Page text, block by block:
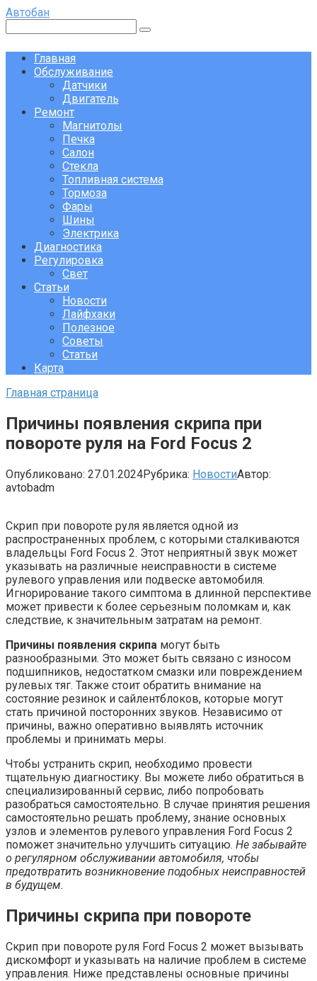
Перейти
контенту
Автобан
Главная
Обслуживание
Датчики
Двигатель
Ремонт
Магнитолы
Печка
Салон
Стекла
Топливная система
Тормоза
Фары
Шины
Электрика
Диагностика
Регулировка
Свет
Статьи
Новости
Лайфхаки
Полезное
Советы
Статьи
Карта
Главная страница
Причины появления скрипа при
повороте руля на Ford Focus 2
Опубликовано: 27.01.2024Рубрика: НовостиАвтор:
avtobadm
Скрип при повороте руля является одной из
распространенных проблем, с которыми сталкиваются
владельцы Ford Focus 2. Этот неприятный звук может
указывать на различные неисправности в системе
рулевого управления или подвеске автомобиля.
Игнорирование такого симптома в длинной перспективе
может привести к более серьезным поломкам и, как
следствие, к значительным затратам на ремонт.
Причины появления скрипа могут быть
разнообразными. Это может быть связано с износом
подшипников, недостатком смазки или повреждением
рулевых тяг. Также стоит обратить внимание на
состояние резинок и сайлентблоков, которые могут
стать причиной посторонних звуков. Независимо от
причины, важно оперативно выявлять источник
проблемы и принимать меры.
Чтобы устранить скрип, необходимо провести
тщательную диагностику. Вы можете либо обратиться в
специализированный сервис, либо попробовать
разобраться самостоятельно. В случае принятия решения
самостоятельно решать проблему, знание основных
узлов и элементов рулевого управления Ford Focus 2
поможет значительно улучшить ситуацию. Не забывайте
о регулярном обслуживании автомобиля, чтобы
предотвратить возникновение подобных неисправностей
в будущем.
Причины скрипа при повороте
Скрип при повороте руля Ford Focus 2 может вызывать
дискомфорт и указывать на наличие проблем в системе
управления. Ниже представлены основные причины